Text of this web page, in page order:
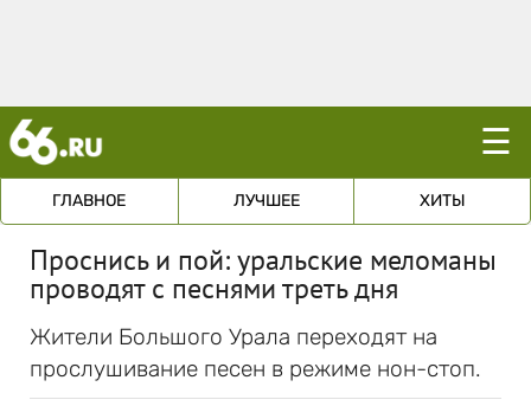
☰
ГЛАВНОЕ ЛУЧШЕЕ ХИТЫ
Проснись и пой: уральские меломаны
проводят с песнями треть дня
Жители Большого Урала переходят на
прослушивание песен в режиме нон-стоп.